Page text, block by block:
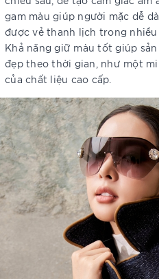
gam màu giúp người mặc dễ
được vẻ thanh lịch trong nhiều
Khả năng giữ màu tốt giúp
đẹp theo thời gian, như một
của chất liệu cao cấp.